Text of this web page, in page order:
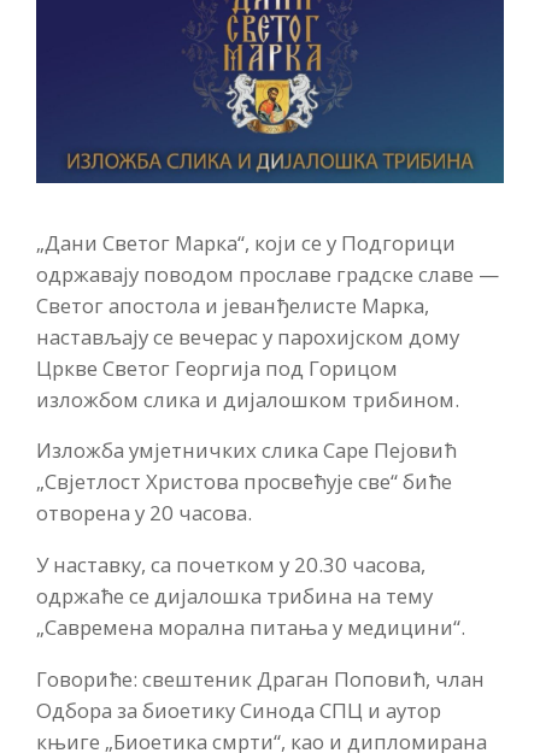
„Дани Светог Марка“, који се у Подгорици
одржавају поводом прославе градске славе —
Светог апостола и јеванђелисте Марка,
настављају се вечерас у парохијском дому
Цркве Светог Георгија под Горицом
изложбом слика и дијалошком трибином.
Изложба умјетничких слика Саре Пејовић
„Свјетлост Христова просвећује све“ биће
отворена у 20 часова.
У наставку, са почетком у 20.30 часова,
одржаће се дијалошка трибина на тему
„Савремена морална питања у медицини“.
Говориће: свештеник Драган Поповић, члан
Одбора за биоетику Синода СПЦ и аутор
књиге „Биоетика смрти“, као и дипломирана